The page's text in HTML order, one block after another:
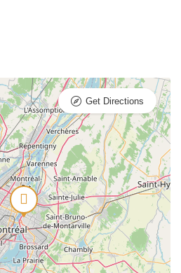
Get Directions